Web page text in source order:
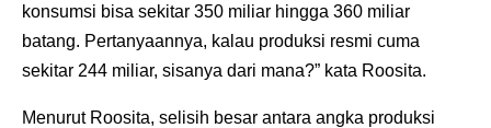
konsumsi bisa sekitar 350 miliar hingga 360 miliar
batang. Pertanyaannya, kalau produksi resmi cuma
sekitar 244 miliar, sisanya dari mana?” kata Roosita.
Menurut Roosita, selisih besar antara angka produksi